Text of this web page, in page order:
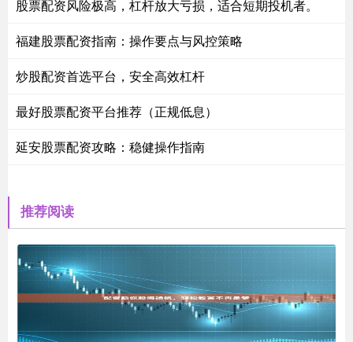
股票配资风险极高，杠杆放大亏损，适合短期投机者。
福建股票配资指南：操作要点与风控策略
炒股配资首选平台，安全高效杠杆
最好股票配资平台推荐（正规低息）
延安股票配资攻略：稳健操作指南
推荐阅读